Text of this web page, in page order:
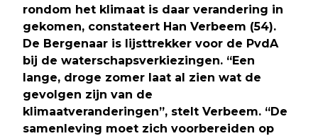
rondom het klimaat is daar verandering in
gekomen, constateert Han Verbeem (54).
De Bergenaar is lijsttrekker voor de PvdA
bij de waterschapsverkiezingen. “Een
lange, droge zomer laat al zien wat de
gevolgen zijn van de
klimaatveranderingen”, stelt Verbeem. “De
samenleving moet zich voorbereiden op